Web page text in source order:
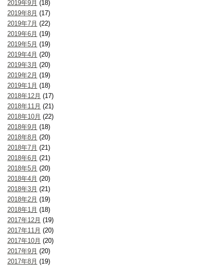
2019年9月 (18)
2019年8月 (17)
2019年7月 (22)
2019年6月 (19)
2019年5月 (19)
2019年4月 (20)
2019年3月 (20)
2019年2月 (19)
2019年1月 (18)
2018年12月 (17)
2018年11月 (21)
2018年10月 (22)
2018年9月 (18)
2018年8月 (20)
2018年7月 (21)
2018年6月 (21)
2018年5月 (20)
2018年4月 (20)
2018年3月 (21)
2018年2月 (19)
2018年1月 (18)
2017年12月 (19)
2017年11月 (20)
2017年10月 (20)
2017年9月 (20)
2017年8月 (19)